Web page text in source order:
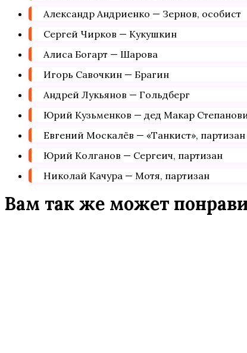
Александр Андриенко — Зернов, особист
Сергей Чирков — Кукушкин
Алиса Богарт — Шарова
Игорь Савочкин — Брагин
Андрей Лукьянов — Гольдберг
Юрий Кузьменков — дед Макар
Евгений Москалёв — «Танкист», партизан
Юрий Колганов — Сергеич, партизан
Николай Качура — Мотя, партизан
Вам так же может